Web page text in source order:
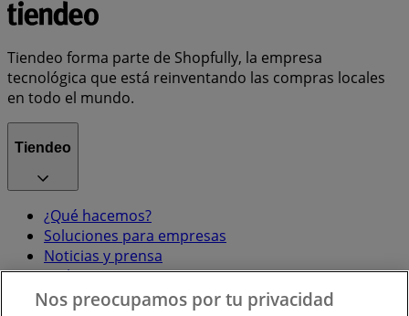
Tiendeo forma parte de Shopfully, la empresa
tecnológica que está reinventando las compras locales
en todo el mundo.
Tiendeo
¿Qué hacemos?
Soluciones para empresas
Noticias y prensa
Trabaja con nosotros
Nos preocupamos por tu privacidad